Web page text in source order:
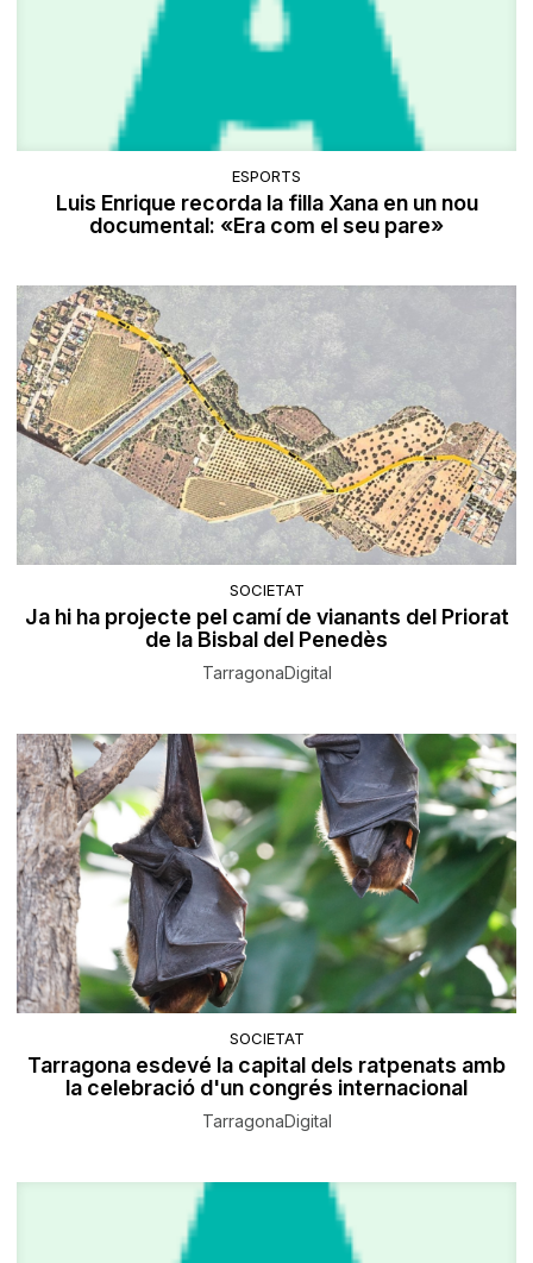
ESPORTS
Luis Enrique recorda la filla Xana en un nou
documental: «Era com el seu pare»
SOCIETAT
Ja hi ha projecte pel camí de vianants del Priorat
de la Bisbal del Penedès
TarragonaDigital
SOCIETAT
Tarragona esdevé la capital dels ratpenats amb
la celebració d'un congrés internacional
TarragonaDigital